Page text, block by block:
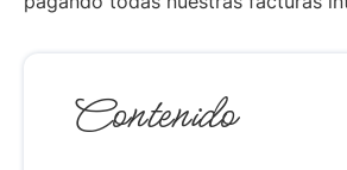
Contenido